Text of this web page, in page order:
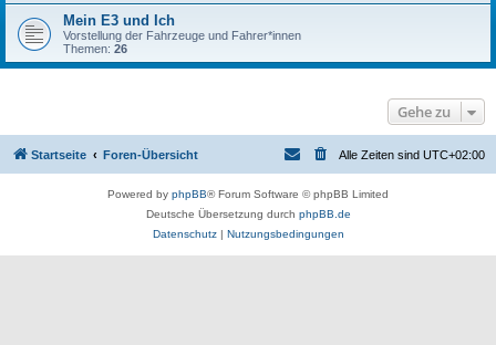
Mein E3 und Ich
Vorstellung der Fahrzeuge und Fahrer*innen
Themen: 26
Gehe zu
Startseite Foren-Übersicht Alle Zeiten sind UTC+02:00
Powered by phpBB® Forum Software © phpBB Limited
Deutsche Übersetzung durch phpBB.de
Datenschutz| Nutzungsbedingungen